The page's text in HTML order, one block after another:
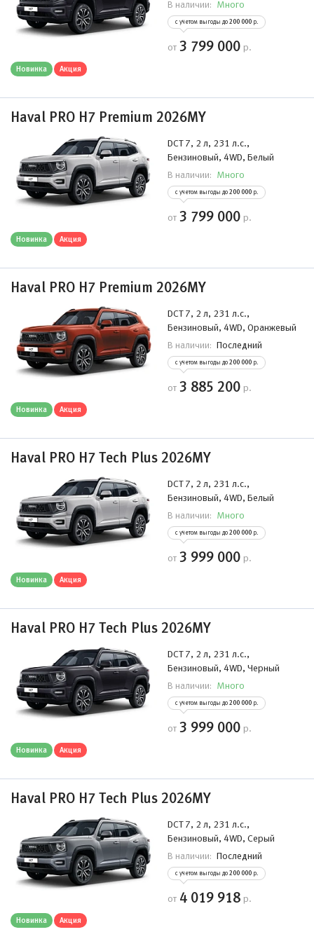
В наличии: Много
с учетом выгоды до 200 000 р.
от 3 799 000 р.
Новинка Акция
Haval PRO H7 Premium 2026MY
DCT 7, 2 л, 231 л.с.,
Бензиновый, 4WD, Белый
В наличии: Много
с учетом выгоды до 200 000 р.
от 3 799 000 р.
Новинка Акция
Haval PRO H7 Premium 2026MY
DCT 7, 2 л, 231 л.с.,
Бензиновый, 4WD, Оранжевый
В наличии: Последний
с учетом выгоды до 200 000 р.
от 3 885 200 р.
Новинка Акция
Haval PRO H7 Tech Plus 2026MY
DCT 7, 2 л, 231 л.с.,
Бензиновый, 4WD, Белый
В наличии: Много
с учетом выгоды до 200 000 р.
от 3 999 000 р.
Новинка Акция
Haval PRO H7 Tech Plus 2026MY
DCT 7, 2 л, 231 л.с.,
Бензиновый, 4WD, Черный
В наличии: Много
с учетом выгоды до 200 000 р.
от 3 999 000 р.
Новинка Акция
Haval PRO H7 Tech Plus 2026MY
DCT 7, 2 л, 231 л.с.,
Бензиновый, 4WD, Серый
В наличии: Последний
с учетом выгоды до 200 000 р.
от 4 019 918 р.
Новинка Акция